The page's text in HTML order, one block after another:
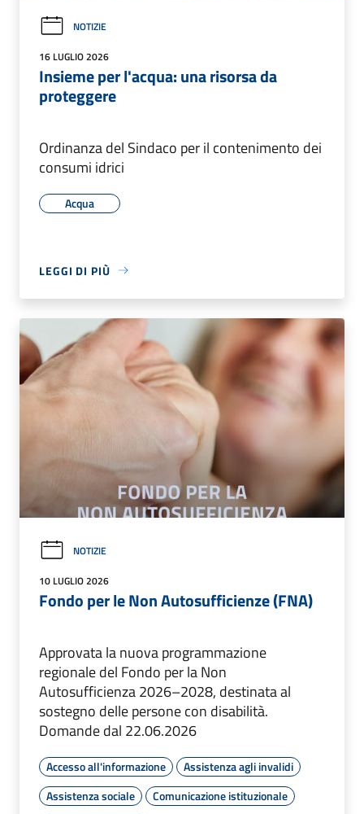
NOTIZIE
16 LUGLIO 2026
Insieme per l'acqua: una risorsa da
proteggere
Ordinanza del Sindaco per il contenimento dei
consumi idrici
Acqua
LEGGI DI PIÙ
NOTIZIE
10 LUGLIO 2026
Fondo per le Non Autosufficienze (FNA)
Approvata la nuova programmazione
regionale del Fondo per la Non
Autosufficienza 2026–2028, destinata al
sostegno delle persone con disabilità.
Domande dal 22.06.2026
Accesso all'informazione
Assistenza agli invalidi
Assistenza sociale
Comunicazione istituzionale